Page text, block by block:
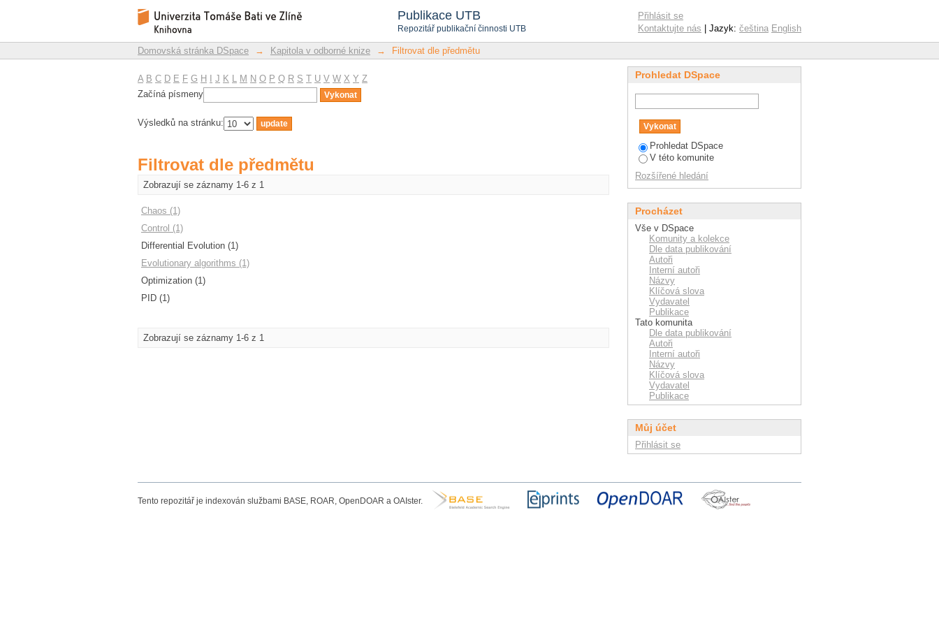
Publikace UTB
Repozitář publikační činnosti UTB
Filtrovat dle předmětu
Repozitář DSpace/Manakin
Přihlásit se
Kontaktujte nás | Jazyk: čeština English
Domovská stránka DSpace → Kapitola v odborné knize → Filtrovat dle předmětu
A B C D E F G H J K L M N O P Q R S T U V W X Y Z
Začíná písmeny
Výsledků na stránku:
Filtrovat dle předmětu
Zobrazují se záznamy 1-6 z 1
Chaos (1)
Control (1)
Differential Evolution (1)
Evolutionary algorithms (1)
Optimization (1)
PID (1)
Zobrazují se záznamy 1-6 z 1
Prohledat DSpace
Prohledat DSpace
V této komunite
Rozšířené hledání
Procházet
Vše v DSpace
Komunity a kolekce
Dle data publikování
Autoři
Interní autoři
Názvy
Klíčová slova
Vydavatel
Publikace
Tato komunita
Dle data publikování
Autoři
Interní autoři
Názvy
Klíčová slova
Vydavatel
Publikace
Můj účet
Přihlásit se
Tento repozitář je indexován službami BASE, ROAR, OpenDOAR a OAIster.